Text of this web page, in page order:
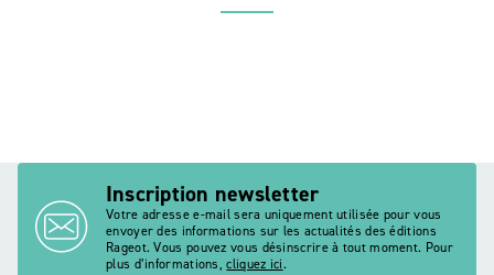
Inscription newsletter
Votre adresse e-mail sera uniquement utilisée pour vous
envoyer des informations sur les actualités des éditions
Rageot. Vous pouvez vous désinscrire à tout moment. Pour
plus d’informations,cliquez ici.